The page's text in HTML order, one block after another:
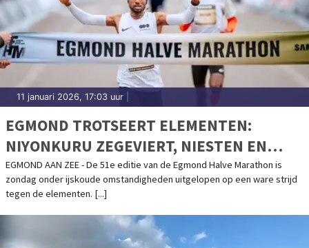
11 januari 2026, 17:03 uur
EGMOND TROTSEERT ELEMENTEN:
NIYONKURU ZEGEVIERT, NIESTEN EN
BRINKMAN OP PODIUM
EGMOND AAN ZEE - De 51e editie van de Egmond Halve Marathon is
zondag onder ijskoude omstandigheden uitgelopen op een ware strijd
tegen de elementen. [...]